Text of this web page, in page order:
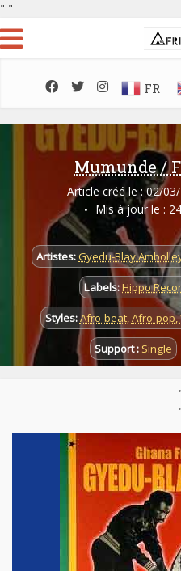
" "
FR
Mumunde /
Article créé le : 02/
Mis à jour le :
Artistes:Gyedu-Blay
Labels:Hippo
Styles:Afro-beat,Afro-pop,
Support : Single